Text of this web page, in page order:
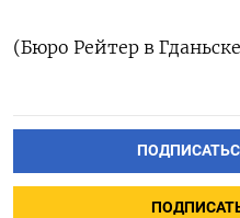
(Бюро Рейтер в